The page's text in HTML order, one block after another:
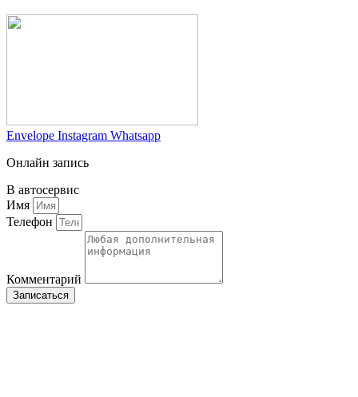
Envelope Instagram Whatsapp
Онлайн запись
В автосервис
Имя
Телефон
Комментарий
Записаться